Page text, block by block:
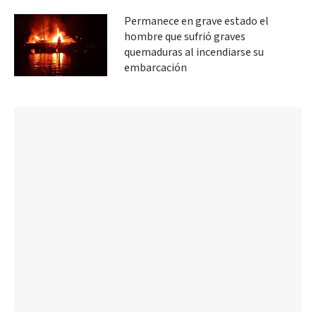
Permanece en grave estado el
hombre que sufrió graves
quemaduras al incendiarse su
embarcación